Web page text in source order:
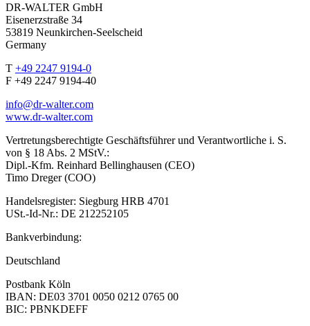
DR-WALTER GmbH
Eisenerzstraße 34
53819 Neunkirchen-Seelscheid
Germany
T +49 2247 9194-0
F +49 2247 9194-40
info@dr-walter.com
www.dr-walter.com
Vertretungsberechtigte Geschäftsführer und Verantwortliche i. S.
von § 18 Abs. 2 MStV.:
Dipl.-Kfm. Reinhard Bellinghausen (CEO)
Timo Dreger (COO)
Handelsregister: Siegburg HRB 4701
USt.-Id-Nr.: DE 212252105
Bankverbindung:
Deutschland
Postbank Köln
IBAN: DE03 3701 0050 0212 0765 00
BIC: PBNKDEFF